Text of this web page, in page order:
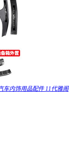
车内饰用品配件 11代雅阁